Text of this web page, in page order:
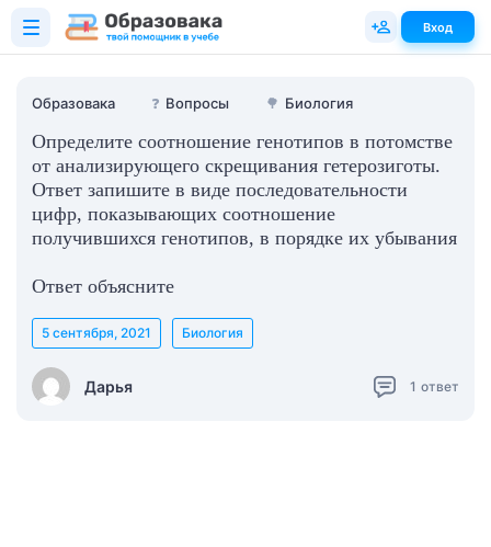
Образовака ❓ Вопросы 🌳 Биология
Определите соотношение генотипов в потомстве
от анализирующего скрещивания гетерозиготы.
Ответ запишите в виде последовательности
цифр, показывающих соотношение
получившихся генотипов, в порядке их убывания
Ответ объясните
Дарья
5 сентября, 2021 Биология
1 ответ
Вход